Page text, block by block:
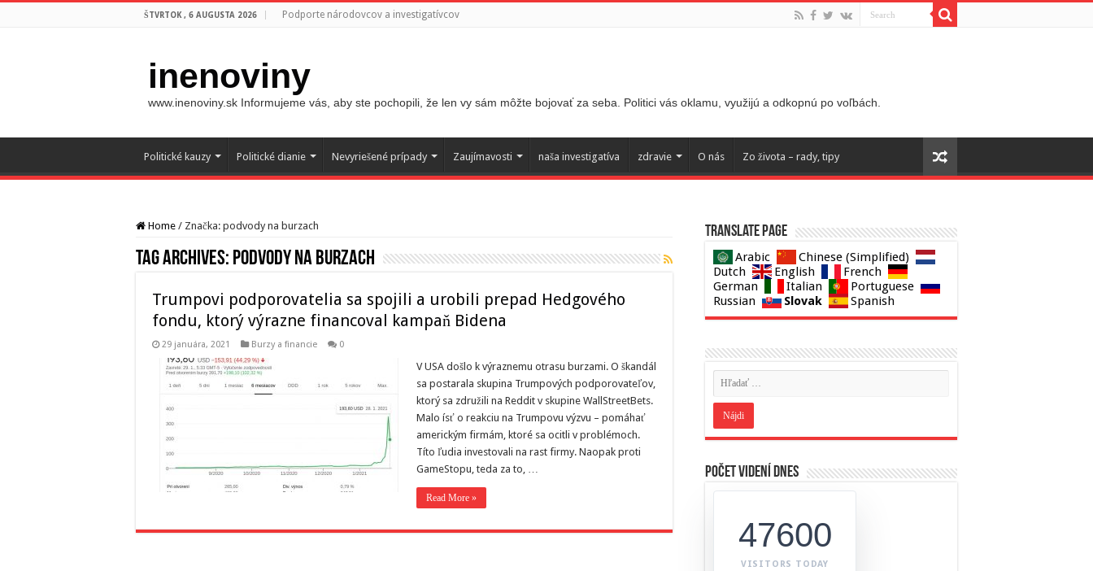
ŠTVRTOK , 6 AUGUSTA 2026 Podporte národovcov a investigatívcov
inenoviny
www.inenoviny.sk Informujeme vás, aby ste pochopili, že len vy sám môžte bojovať za seba. Politici vás oklamu, využijú a odkopnú po voľbách.
Politické kauzy Politické dianie Nevyriešené prípady Zaujímavosti naša investigatíva zdravie O nás Zo života – rady, tipy
Home / Značka: podvody na burzach
Tag Archives: podvody na burzach
Trumpovi podporovatelia sa spojili a urobili prepad Hedgového
fondu, ktorý výrazne financoval kampaň Bidena
29 januára, 2021 Burzy a financie 0
V USA došlo k výraznemu otrasu burzami. O škandál
sa postarala skupina Trumpových podporovateľov,
ktorý sa združili na Reddit v skupine WallStreetBets.
Malo ísť o reakciu na Trumpovu výzvu – pomáhať
americkým firmám, ktoré sa ocitli v problémoch.
Títo ľudia investovali na rast firmy. Naopak proti
GameStopu, teda za to, …
Read More »
Translate page
Arabic
Chinese (Simplified)
Dutch
English
French
German
Italian
Portuguese
Russian
Slovak Spanish
Počet videní dnes
47600
VISITORS TODAY